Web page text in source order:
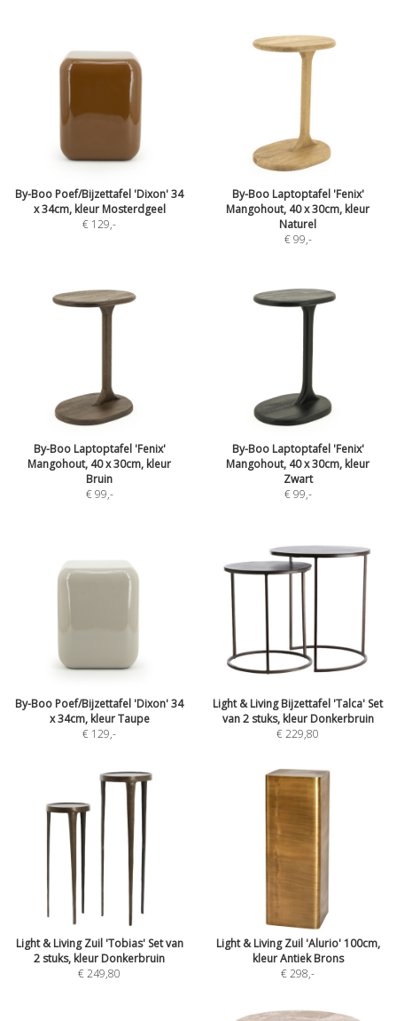
By-Boo Poef/Bijzettafel 'Dixon' 34
x 34cm, kleur Mosterdgeel
€ 129,-
By-Boo Laptoptafel 'Fenix'
Mangohout, 40 x 30cm, kleur
Naturel
€ 99,-
By-Boo Laptoptafel 'Fenix'
Mangohout, 40 x 30cm, kleur
Bruin
€ 99,-
By-Boo Laptoptafel 'Fenix'
Mangohout, 40 x 30cm, kleur
Zwart
€ 99,-
By-Boo Poef/Bijzettafel 'Dixon' 34
x 34cm, kleur Taupe
€ 129,-
Light & Living Bijzettafel 'Talca' Set
van 2 stuks, kleur Donkerbruin
€ 229,80
Light & Living Zuil 'Tobias' Set van
2 stuks, kleur Donkerbruin
€ 249,80
Light & Living Zuil 'Alurio' 100cm,
kleur Antiek Brons
€ 298,-